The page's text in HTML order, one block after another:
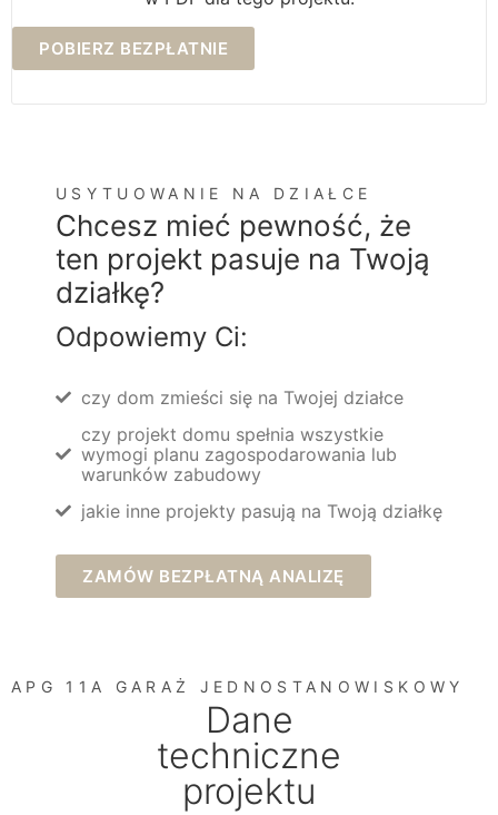
POBIERZ BEZPŁATNIE
USYTUOWANIE NA DZIAŁCE
Chcesz mieć pewność, że
ten projekt pasuje na Twoją
działkę?
Odpowiemy Ci:
czy dom zmieści się na Twojej działce
czy projekt domu spełnia wszystkie
wymogi planu zagospodarowania lub
warunków zabudowy
jakie inne projekty pasują na Twoją działkę
ZAMÓW BEZPŁATNĄ ANALIZĘ
APG 11A GARAŻ JEDNOSTANOWISKOWY
Dane
techniczne
projektu